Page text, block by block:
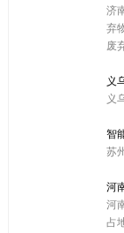
济
弃
废
义
义
智
苏
河
河
占